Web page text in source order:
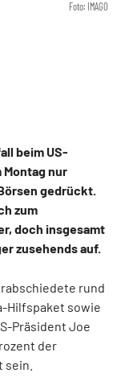
Foto: IMAGO
beim US-
Montag nur
gedrückt.
zum
doch insgesamt
zusehends auf.
rund
Hilfspaket sowie
Präsident Joe
der